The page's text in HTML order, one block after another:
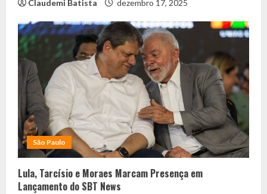
Claudemi Batista dezembro 17, 2025
São Paulo
Lula, Tarcísio e Moraes Marcam Presença em
Lançamento do SBT News